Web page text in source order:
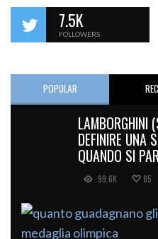
7.5K
FOLLOWERS
POPULAR
LAMBORGHINI
DEFINIRE UNA
QUANDO SI
99.6K 85